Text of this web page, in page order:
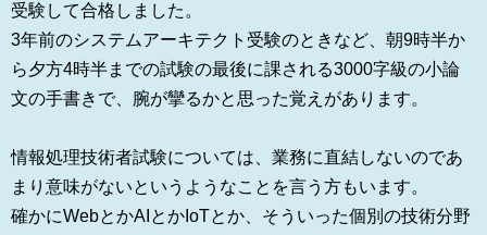
受験して合格しました。
3年前のシステムアーキテクト受験のときなど、朝9時半か
ら夕方4時半までの試験の最後に課される3000字級の小論
文の手書きで、腕が攣るかと思った覚えがあります。
情報処理技術者試験については、業務に直結しないのであ
まり意味がないというようなことを言う方もいます。
確かにWebとかAIとかIoTとか、そういった個別の技術分野